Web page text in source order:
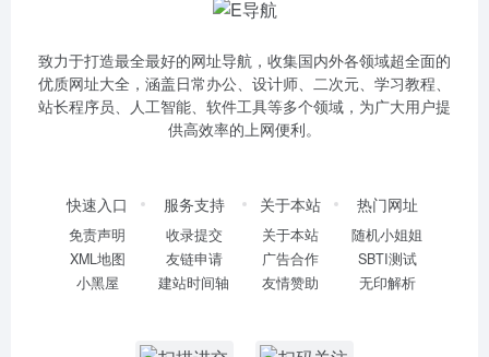
致力于打造最全最好的网址导航，收集国内外各领域超全面的
优质网址大全，涵盖日常办公、设计师、二次元、学习教程、
站长程序员、人工智能、软件工具等多个领域，为广大用户提
供高效率的上网便利。
快速入口
免责声明
XML地图
小黑屋
服务支持
收录提交
友链申请
建站时间轴
关于本站
关于本站
广告合作
友情赞助
热门网址
随机小姐姐
SBTI测试
无印解析